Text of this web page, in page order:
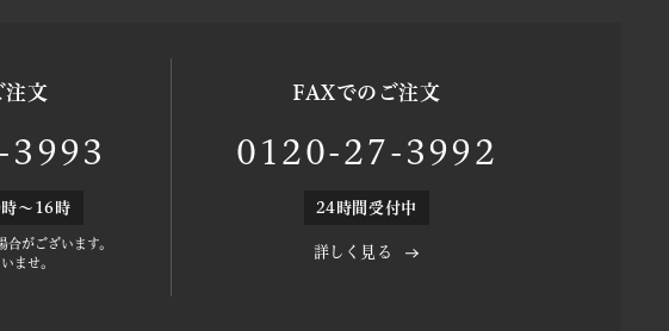
注文
3993
～16時
がございます。
ませ。
FAXでのご注文
0120-27-3992
24時間受付中
詳しく見る